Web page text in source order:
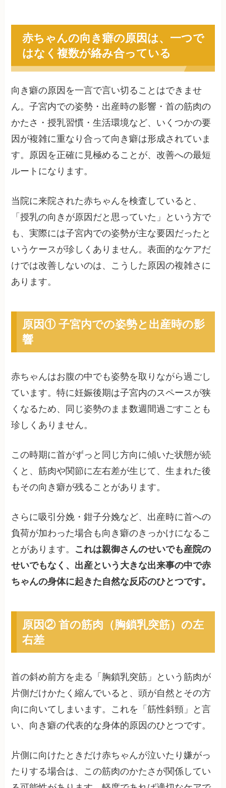
赤ちゃんの向き癖の原因は、一つで
はなく複数が絡み合っている
向き癖の原因を一言で言い切ることはできませ
ん。子宮内での姿勢・出産時の影響・首の筋肉の
かたさ・授乳習慣・生活環境など、いくつかの要
因が複雑に重なり合って向き癖は形成されていま
す。原因を正確に見極めることが、改善への最短
ルートになります。
当院に来院された赤ちゃんを検査していると、
「授乳の向きが原因だと思っていた」という方で
も、実際には子宮内での姿勢が主な要因だったと
いうケースが珍しくありません。表面的なケアだ
けでは改善しないのは、こうした原因の複雑さに
あります。
原因① 子宮内での姿勢と出産時の影
響
赤ちゃんはお腹の中でも姿勢を取りながら過ごし
ています。特に妊娠後期は子宮内のスペースが狭
くなるため、同じ姿勢のまま数週間過ごすことも
珍しくありません。
この時期に首がずっと同じ方向に傾いた状態が続
くと、筋肉や関節に左右差が生じて、生まれた後
もその向き癖が残ることがあります。
さらに吸引分娩・鉗子分娩など、出産時に首への
負荷が加わった場合も向き癖のきっかけになるこ
とがあります。 これは親御さんのせいでも産院の
せいでもなく、出産という大きな出来事の中で赤
ちゃんの身体に起きた自然な反応のひとつです。
原因② 首の筋肉（胸鎖乳突筋）の左
右差
首の斜め前方を走る「胸鎖乳突筋」という筋肉が
片側だけかたく縮んでいると、頭が自然とその方
向に向いてしまいます。これを「筋性斜頸」と言
い、向き癖の代表的な身体的原因のひとつです。
片側に向けたときだけ赤ちゃんが泣いたり嫌がっ
たりする場合は、この筋肉のかたさが関係してい